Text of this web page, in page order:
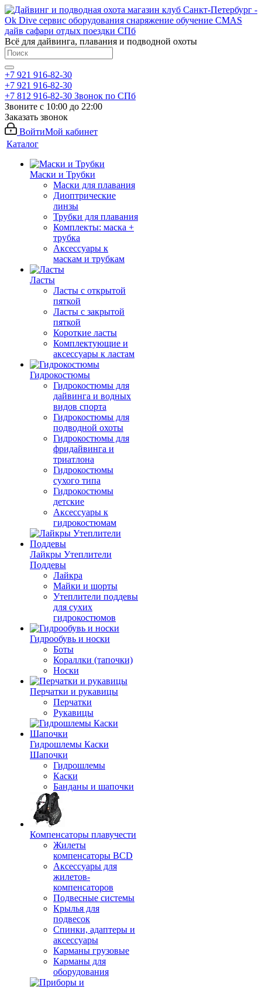
Всё для дайвинга, плавания и подводной охоты
+7 921 916-82-30
+7 921 916-82-30
+7 812 916-82-30 Звонок по СПб
Звоните с 10:00 до 22:00
Заказать звонок
ВойтиМой кабинет
Каталог
Маски и Трубки
Маски для плавания
Диоптрические
линзы
Трубки для плавания
Комплекты: маска +
трубка
Аксессуары к
маскам и трубкам
Ласты
Ласты с открытой
пяткой
Ласты с закрытой
пяткой
Короткие ласты
Комплектующие и
аксессуары к ластам
Гидрокостюмы
Гидрокостюмы для
дайвинга и водных
видов спорта
Гидрокостюмы для
подводной охоты
Гидрокостюмы для
фридайвинга и
триатлона
Гидрокостюмы
сухого типа
Гидрокостюмы
детские
Аксессуары к
гидрокостюмам
Лайкры Утеплители
Поддевы
Лайкра
Майки и шорты
Утеплители поддевы
для сухих
гидрокостюмов
Гидрообувь и носки
Боты
Кораллки (тапочки)
Носки
Перчатки и рукавицы
Перчатки
Рукавицы
Гидрошлемы Каски
Шапочки
Гидрошлемы
Каски
Банданы и шапочки
Компенсаторы плавучести
Жилеты
компенсаторы BCD
Аксессуары для
жилетов-
компенсаторов
Подвесные системы
Крылья для
подвесок
Спинки, адаптеры и
аксессуары
Карманы грузовые
Карманы для
оборудования